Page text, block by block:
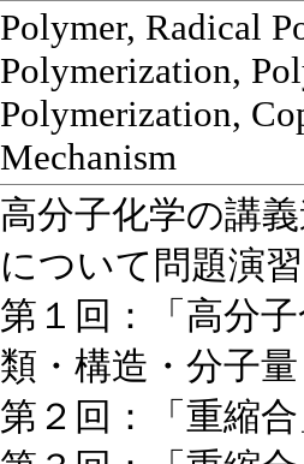
Polymer, Radical
Polymerization,
Polymerization,
Mechanism
高分子化学の講
について問題演
第１回：「高分
類・構造・分子量
第２回：「重縮